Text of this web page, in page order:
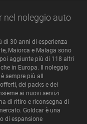
nel noleggio auto
di 30 anni di esperienza
Maiorca e Malaga sono
aggiunte più di 118 altri
in Europa. Il noleggio
sempre più all
dei packs e dei
ai nuovi servizi
di ritiro e riconsegna di
Goldcar è una
di espansione